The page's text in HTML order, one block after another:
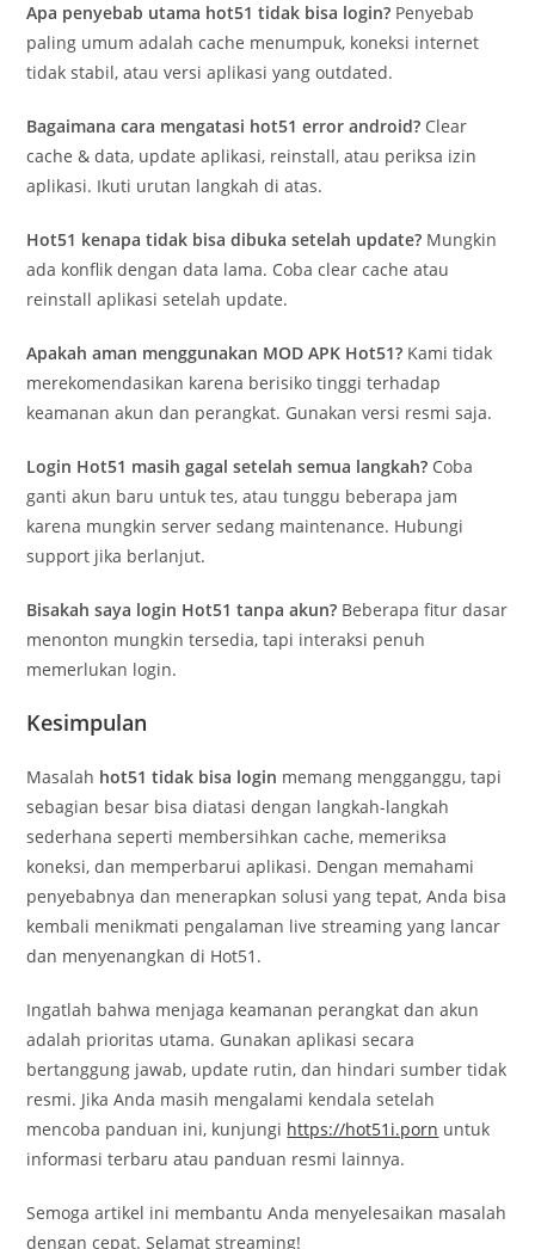
Apa penyebab utama hot51 tidak bisa login? Penyebab
paling umum adalah cache menumpuk, koneksi internet
tidak stabil, atau versi aplikasi yang outdated.
Bagaimana cara mengatasi hot51 error android? Clear
cache & data, update aplikasi, reinstall, atau periksa izin
aplikasi. Ikuti urutan langkah di atas.
Hot51 kenapa tidak bisa dibuka setelah update? Mungkin
ada konflik dengan data lama. Coba clear cache atau
reinstall aplikasi setelah update.
Apakah aman menggunakan MOD APK Hot51? Kami tidak
merekomendasikan karena berisiko tinggi terhadap
keamanan akun dan perangkat. Gunakan versi resmi saja.
Login Hot51 masih gagal setelah semua langkah? Coba
ganti akun baru untuk tes, atau tunggu beberapa jam
karena mungkin server sedang maintenance. Hubungi
support jika berlanjut.
Bisakah saya login Hot51 tanpa akun? Beberapa fitur dasar
menonton mungkin tersedia, tapi interaksi penuh
memerlukan login.
Kesimpulan
Masalah hot51 tidak bisa login memang mengganggu, tapi
sebagian besar bisa diatasi dengan langkah-langkah
sederhana seperti membersihkan cache, memeriksa
koneksi, dan memperbarui aplikasi. Dengan memahami
penyebabnya dan menerapkan solusi yang tepat, Anda bisa
kembali menikmati pengalaman live streaming yang lancar
dan menyenangkan di Hot51.
Ingatlah bahwa menjaga keamanan perangkat dan akun
adalah prioritas utama. Gunakan aplikasi secara
bertanggung jawab, update rutin, dan hindari sumber tidak
resmi. Jika Anda masih mengalami kendala setelah
mencoba panduan ini, kunjungi https://hot51i.porn untuk
informasi terbaru atau panduan resmi lainnya.
Semoga artikel ini membantu Anda menyelesaikan masalah
dengan cepat. Selamat streaming!